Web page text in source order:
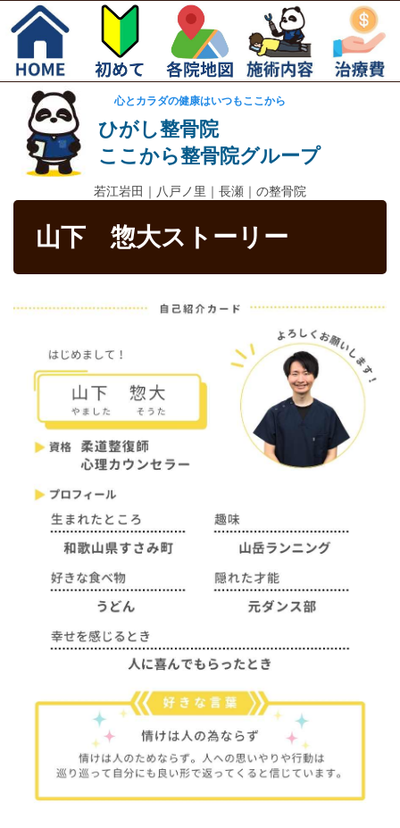
心とカラダの健康はいつもここから
ひがし整骨院
ここから整骨院グループ
若江岩田｜ 八戸ノ里｜長瀬｜の整骨院
山下 惣大ストーリー